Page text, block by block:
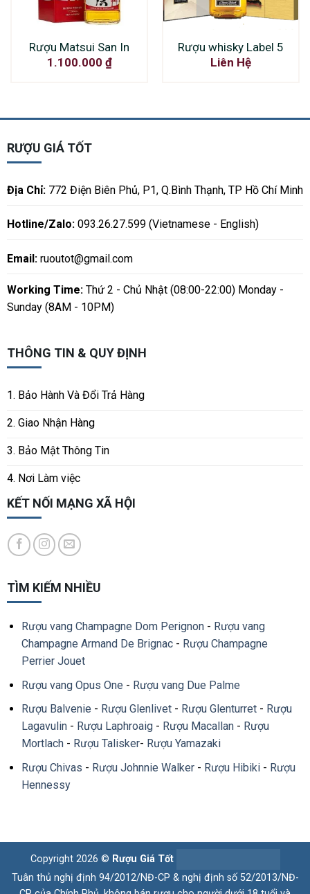
Rượu Matsui San In
1.100.000 ₫
Rượu whisky Label 5
Liên Hệ
RƯỢU GIÁ TỐT
Địa Chỉ:772 Điện Biên Phủ, P1, Q.Bình Thạnh, TP Hồ Chí Minh
Hotline/Zalo:093.26.27.599 (Vietnamese - English)
Email: ruoutot@gmail.com
Working Time:Thứ 2 - Chủ Nhật (08:00-22:00) Monday -
Sunday (8AM - 10PM)
THÔNG TIN & QUY ĐỊNH
1. Bảo Hành Và Đổi Trả Hàng
2. Giao Nhận Hàng
3. Bảo Mật Thông Tin
4. Nơi Làm việc
KẾT NỐI MẠNG XÃ HỘI
TÌM KIẾM NHIỀU
Rượu vang Champagne Dom Perignon- Rượu vang
Champagne Armand De Brignac- Rượu Champagne
Perrier Jouet
Rượu vang Opus One - Rượu vang Due Palme
Rượu Balvenie - Rượu Glenlivet- Rượu Glenturret- Rượu
Lagavulin- Rượu Laphroaig- Rượu Macallan- Rượu
Mortlach- Rượu Talisker- Rượu Yamazaki
Rượu Chivas - Rượu Johnnie Walker- Rượu Hibiki- Rượu
Hennessy
Copyright 2026 © Rượu Giá Tốt
Tuân thủ nghị định 94/2012/NĐ-CP & nghị định số 52/2013/NĐ-